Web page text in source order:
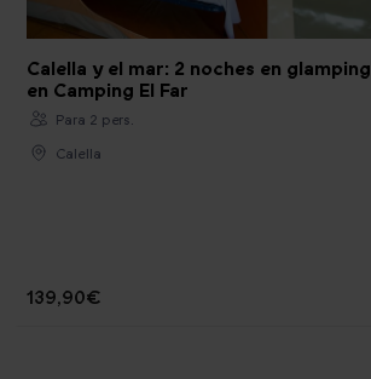
Calella y el mar: 2 noches en glamping
en Camping El Far
Para 2 pers.
Calella
139,90€